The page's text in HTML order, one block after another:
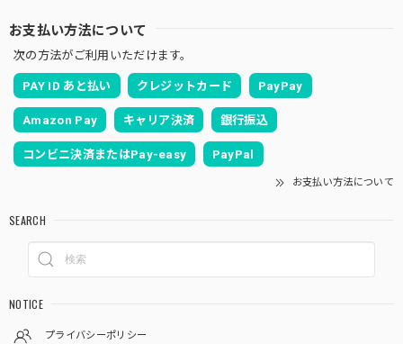
お支払い方法について
次の方法がご利用いただけます。
PAY ID あと払い クレジットカード PayPay
Amazon Pay キャリア決済 銀行振込
コンビニ決済またはPay-easy PayPal
お支払い方法について
SEARCH
NOTICE
プライバシーポリシー